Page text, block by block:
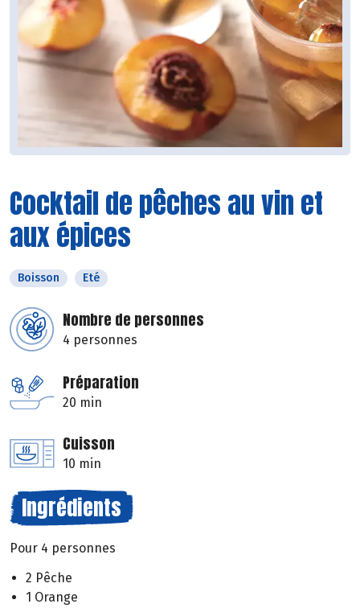
Cocktail de pêches au vin et
aux épices
Boisson Eté
Nombre de personnes
4 personnes
Préparation
20 min
Cuisson
10 min
Ingrédients
Pour 4 personnes
2 Pêche
1 Orange